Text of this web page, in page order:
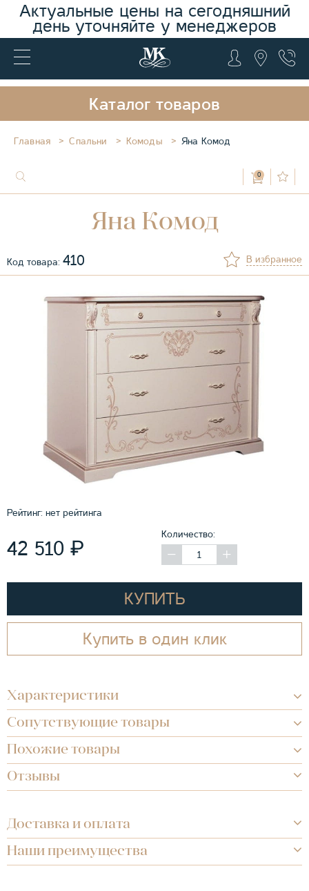
Актуальные цены на сегодняшний
день уточняйте у менеджеров
Каталог товаров
Главная Спальни Комоды Яна Комод
0
Яна Комод
Код товара: 410 В избранное
Рейтинг: нет рейтинга
42 510 ₽
Количество:
КУПИТЬ
Купить в один клик
Характеристики
Сопутствующие товары
Похожие товары
Отзывы
Доставка и оплата
Наши преимущества